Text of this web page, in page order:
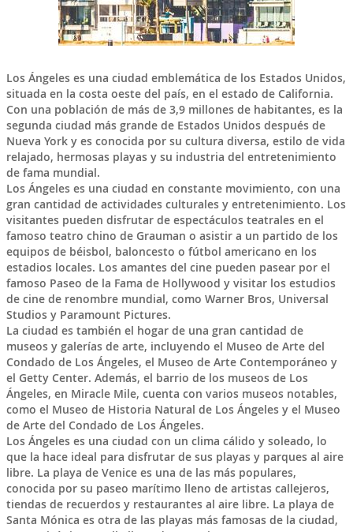
Los Ángeleses una ciudad emblemática de los Estados Unidos,
situada en la costa oeste del país, en el estado de California.
Con una población de más de 3,9 millones de habitantes, es la
segunda ciudad más grande de Estados Unidos después de
Nueva York y es conocida por su cultura diversa, estilo de vida
relajado, hermosas playas y su industria del entretenimiento
de fama mundial.
Los Ángeles es una ciudad en constante movimiento, con una
gran cantidad de actividades culturales y entretenimiento. Los
visitantes pueden disfrutar de espectáculos teatrales en el
famoso teatro chino de Grauman o asistir a un partido de los
equipos de béisbol, baloncesto o fútbol americano en los
estadios locales. Los amantes del cine pueden pasear por el
famoso Paseo de la Fama de Hollywood y visitar los estudios
de cine de renombre mundial, como Warner Bros, Universal
Studios y Paramount Pictures.
La ciudad es también el hogar de una gran cantidad de
museos y galerías de arte, incluyendo el Museo de Arte del
Condado de Los Ángeles, el Museo de Arte Contemporáneo y
el Getty Center. Además, el barrio de los museos de Los
Ángeles, en Miracle Mile, cuenta con varios museos notables,
como el Museo de Historia Natural de Los Ángeles y el Museo
de Arte del Condado de Los Ángeles.
Los Ángeles es una ciudad con un clima cálido y soleado, lo
que la hace ideal para disfrutar de sus playas y parques al aire
libre. La playa de Venice es una de las más populares,
conocida por su paseo marítimo lleno de artistas callejeros,
tiendas de recuerdos y restaurantes al aire libre. La playa de
Santa Mónica es otra de las playas más famosas de la ciudad,